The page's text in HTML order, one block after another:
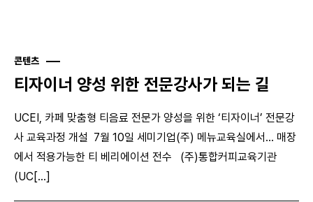
콘텐츠
티자이너 양성 위한 전문강사가 되는 길
UCEI, 카페 맞춤형 티음료 전문가 양성을 위한 ‘티자이너’ 전문강
사 교육과정 개설 7월 10일 세미기업(주) 메뉴교육실에서… 매장
에서 적용가능한 티 베리에이션 전수 (주)통합커피교육기관
(UC[...]